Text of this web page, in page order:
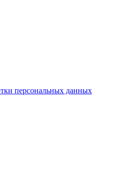
персональных данных